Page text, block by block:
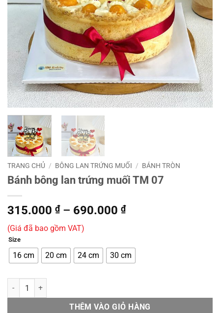
TRANG CHỦ / BÔNG LAN TRỨNG MUỐI / BÁNH TRÒN
Bánh bông lan trứng muối TM 07
315.000 ₫ – 690.000 ₫Khoảng
315.000 ₫
đến
(Giá đã bao gồm VAT)
Size
16 cm 20 cm 24 cm 30 cm
Bánh bông lan trứng muối TM 07 số lượng
THÊM VÀO GIỎ HÀNG